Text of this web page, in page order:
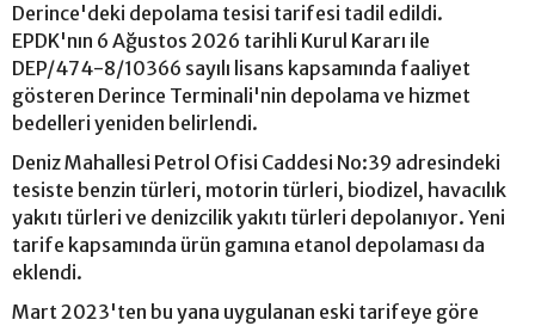
Derince'deki depolama tesisi tarifesi tadil edildi.
EPDK'nın 6 Ağustos 2026 tarihli Kurul Kararı ile
DEP/474-8/10366 sayılı lisans kapsamında faaliyet
gösteren Derince Terminali'nin depolama ve hizmet
bedelleri yeniden belirlendi.
Deniz Mahallesi Petrol Ofisi Caddesi No:39 adresindeki
tesiste benzin türleri, motorin türleri, biodizel, havacılık
yakıtı türleri ve denizcilik yakıtı türleri depolanıyor. Yeni
tarife kapsamında ürün gamına etanol depolaması da
eklendi.
Mart 2023'ten bu yana uygulanan eski tarifeye göre